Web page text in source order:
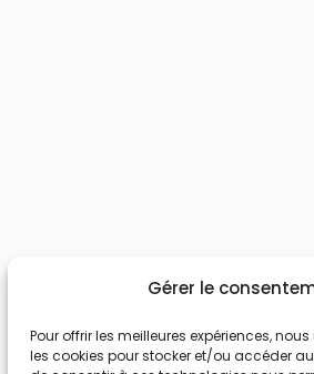
Gérer le
Pour offrir les meilleures expériences,
les cookies pour stocker et/ou accéder